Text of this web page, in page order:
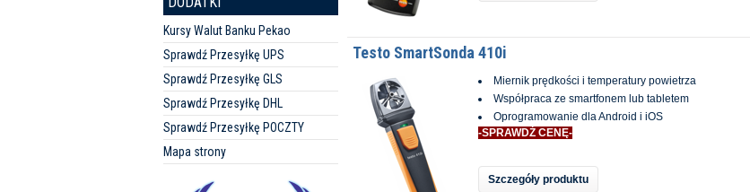
Kursy Walut Banku Pekao
Sprawdź Przesyłkę UPS
Sprawdź Przesyłkę GLS
Sprawdź Przesyłkę DHL
Sprawdź Przesyłkę POCZTY
Mapa strony
Testo SmartSonda 410i
Miernik prędkości i temperatury powietrza
Współpraca ze smartfonem lub tabletem
Oprogramowanie dla Android i iOS
-SPRAWDŹ CENĘ-
Szczegóły produktu